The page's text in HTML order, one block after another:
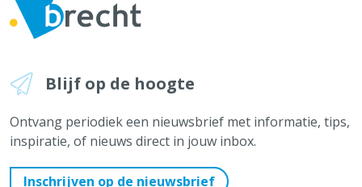
Blijf op de hoogte
Ontvang periodiek een nieuwsbrief met informatie, tips,
inspiratie, of nieuws direct in jouw inbox.
Inschrijven op de nieuwsbrief